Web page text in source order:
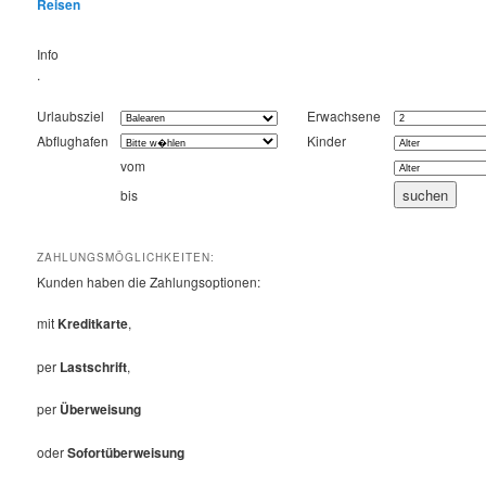
Reisen
Info
.
Urlaubsziel
Erwachsene
Abflughafen
Kinder
vom
bis
ZAHLUNGSMÖGLICHKEITEN:
Kunden haben die Zahlungsoptionen:
mitKreditkarte,
per Lastschrift,
per Überweisung
oderSofortüberweisung